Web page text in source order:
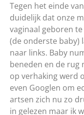
Tegen het einde
duidelijk dat onze
vaginaal geboren
(de onderste baby)
naar links. Baby
beneden en de rug
op verhaking werd
even Googlen om
artsen zich nu zo
in gelezen maar ik